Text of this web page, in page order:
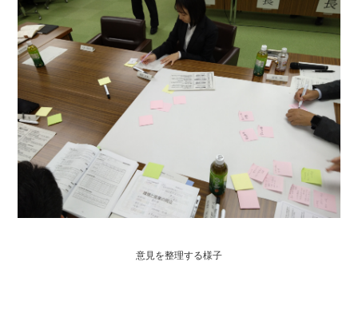
意見を整理する様子